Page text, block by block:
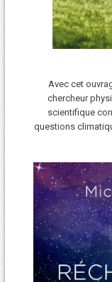
Avec cet
chercheur
scientifique
questions